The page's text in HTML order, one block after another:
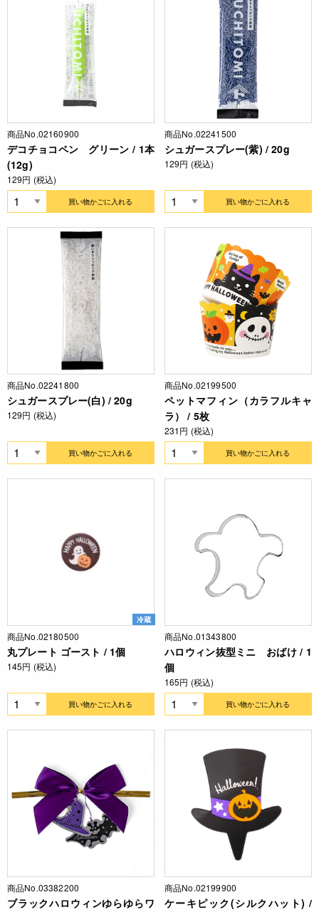
商品No.02160900
デコチョコペン グリーン / 1本
(12g)
129円 (税込)
買い物かごに入れる
商品No.02241500
シュガースプレー(紫) / 20g
129円 (税込)
買い物かごに入れる
商品No.02241800
シュガースプレー(白) / 20g
129円 (税込)
買い物かごに入れる
商品No.02199500
ペットマフィン（カラフルキャ
ラ） / 5枚
231円 (税込)
買い物かごに入れる
冷蔵
商品No.02180500
丸プレート ゴースト / 1個
145円 (税込)
買い物かごに入れる
商品No.01343800
ハロウィン抜型ミニ おばけ / 1
個
165円 (税込)
買い物かごに入れる
商品No.03382200
ブラックハロウィンゆらゆらワ
商品No.02199900
ケーキピック(シルクハット) /